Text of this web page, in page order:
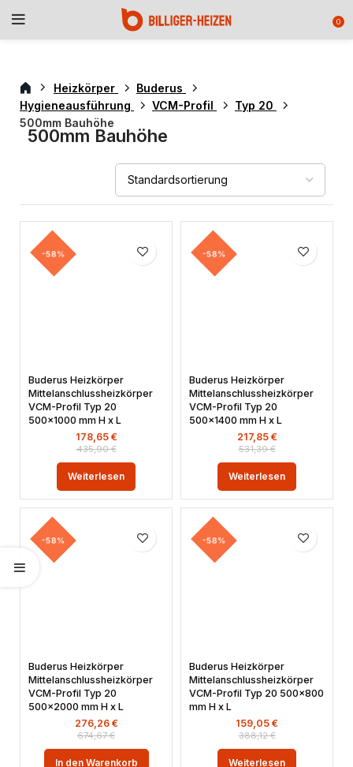
0
Heizkörper
Buderus
Hygieneausführung
VCM-Profil
Typ 20
500mm Bauhöhe
500mm Bauhöhe
-58%
Buderus Heizkörper
Mittelanschlussheizkörper
VCM-Profil Typ 20
500×1000 mm H x L
435,90€
178,65 €
Weiterlesen
-58%
Buderus Heizkörper
Mittelanschlussheizkörper
VCM-Profil Typ 20
500×1400 mm H x L
531,39€
217,85 €
Weiterlesen
-58%
Buderus Heizkörper
Mittelanschlussheizkörper
VCM-Profil Typ 20
500×2000 mm H x L
674,67€
276,26 €
In den Warenkorb
-58%
Buderus Heizkörper
Mittelanschlussheizkörper
VCM-Profil Typ 20 500×800
mm H x L
388,12€
159,05 €
Weiterlesen